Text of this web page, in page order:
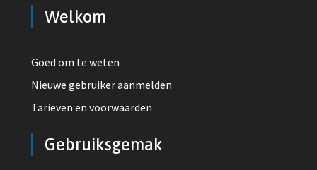
Welkom
Goed om te weten
Nieuwe gebruiker aanmelden
Tarieven en voorwaarden
Gebruiksgemak